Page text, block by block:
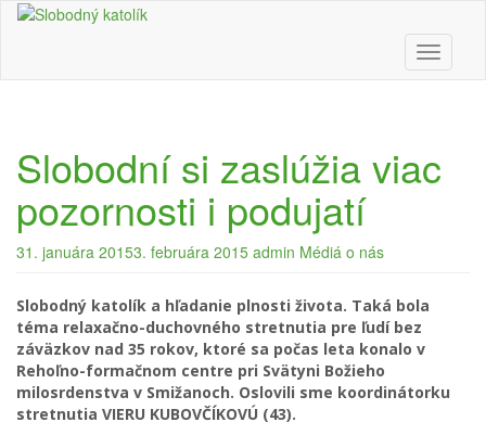
Skip
content
Toggle
Slobodní si zaslúžia viac
pozornosti i podujatí
31. januára 20153. februára 2015 admin Médiá o nás
Slobodný katolík a hľadanie plnosti života. Taká bola
téma relaxačno-duchovného stretnutia pre ľudí bez
záväzkov nad 35 rokov, ktoré sa počas leta konalo v
Rehoľno-formačnom centre pri Svätyni Božieho
milosrdenstva v Smižanoch. Oslovili sme koordinátorku
stretnutia VIERU KUBOVČÍKOVÚ (43).